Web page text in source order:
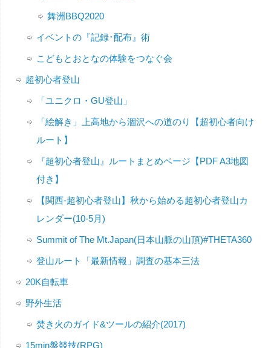
舞洲BBQ2020
イベントの『記録･配布』術
こどもとおとなの体験をつなぐ会
超初心者登山
「ユニクロ・GU登山」
「絵解き」上高地から涸沢への道のり【超初心者向け
ルート】
『超初心者登山』ルートまとめページ【PDF A3地図
付き】
【関西-超初心者登山】秋から始める超初心者登山カ
レンダー(10-5月)
Summit of The Mt.Japan(日本山脈の山頂)#THETA360
登山ルート「最新情報」調査の基本三法
20K自転車
野外生活
焚き火のガイド&ツールの紹介(2017)
15min盤競技(RPG)